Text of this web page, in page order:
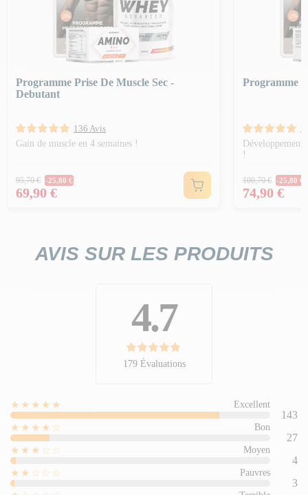
Programme Prise De Muscle Sec -
Debutant
136 Avis
Gain de muscle en 4 semaines !
Prix Normal
95,70 € -25,80 €
Prix
69,90 €
Programme
Développement
!
Prix
100,70 € -25,80 €
Prix
74,90 €
AVIS SUR LES PRODUITS
4.7
179 Évaluations
★★★★★ Excellent
143
★★★★☆
Bon
27
★★★☆☆
Moyen
4
★★☆☆☆
Pauvres
3